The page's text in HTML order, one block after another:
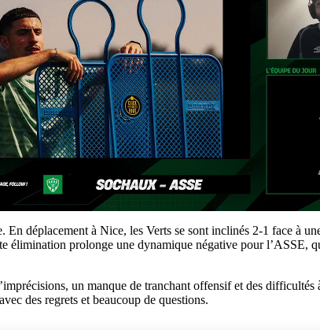
déplacement à Nice, les Verts se sont inclinés 2-1 face à
élimination prolonge une dynamique négative pour l’ASSE,
un manque de tranchant offensif et des
des regrets et beaucoup de questions.